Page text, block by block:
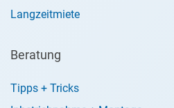
Langzeitmiete
Beratung
Tipps + Tricks